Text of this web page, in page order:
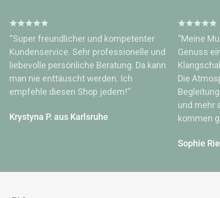
“Super freundlicher und kompetenter
Kundenservice. Sehr professionelle und
liebevolle persönliche Beratung. Da kann
man nie enttäuscht werden. Ich
empfehle diesen Shop jedem!“
Krystyna P. aus Karlsruhe
“Meine
Genuss
Die
und mehr
kommen
Sophie